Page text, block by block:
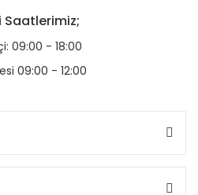
Saatlerimiz;
09:00 - 18:00
09:00 - 12:00